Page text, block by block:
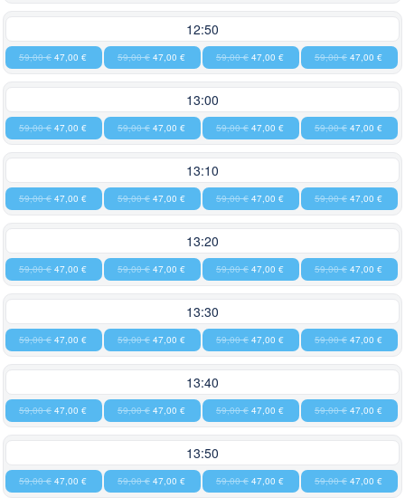
12:50
59,00 € 47,00 € 59,00 € 47,00 € 59,00 € 47,00 € 59,00 € 47,00 €
13:00
59,00 € 47,00 € 59,00 € 47,00 € 59,00 € 47,00 € 59,00 € 47,00 €
13:10
59,00 € 47,00 € 59,00 € 47,00 € 59,00 € 47,00 € 59,00 € 47,00 €
13:20
59,00 € 47,00 € 59,00 € 47,00 € 59,00 € 47,00 € 59,00 € 47,00 €
13:30
59,00 € 47,00 € 59,00 € 47,00 € 59,00 € 47,00 € 59,00 € 47,00 €
13:40
59,00 € 47,00 € 59,00 € 47,00 € 59,00 € 47,00 € 59,00 € 47,00 €
13:50
59,00 € 47,00 € 59,00 € 47,00 € 59,00 € 47,00 € 59,00 € 47,00 €